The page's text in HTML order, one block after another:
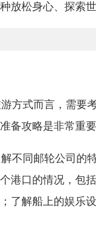
放松身心、探索
方式而言，需要
备攻略是非常重
不同邮轮公司的
港口的情况，包
了解船上的娱乐